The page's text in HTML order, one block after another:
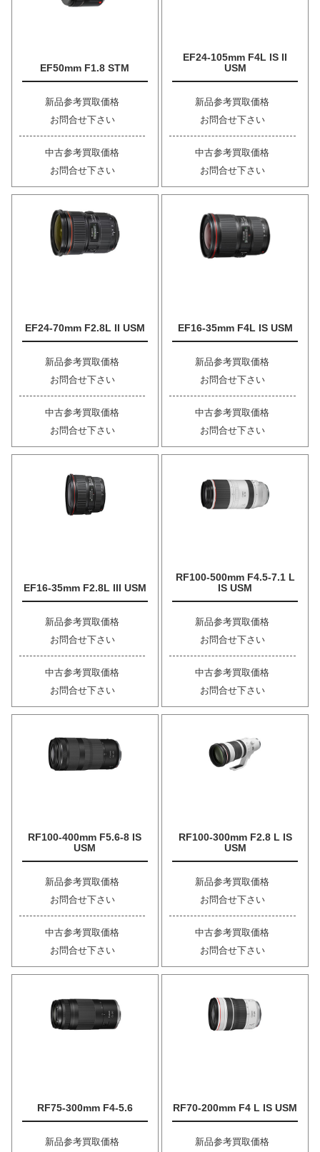
EF50mm F1.8 STM
新品参考買取価格
お問合せ下さい
中古参考買取価格
お問合せ下さい
EF24-105mm F4L IS II
USM
新品参考買取価格
お問合せ下さい
中古参考買取価格
お問合せ下さい
EF24-70mm F2.8L II USM
新品参考買取価格
お問合せ下さい
中古参考買取価格
お問合せ下さい
EF16-35mm F4L IS USM
新品参考買取価格
お問合せ下さい
中古参考買取価格
お問合せ下さい
EF16-35mm F2.8L III USM
新品参考買取価格
お問合せ下さい
中古参考買取価格
お問合せ下さい
RF100-500mm F4.5-7.1 L
IS USM
新品参考買取価格
お問合せ下さい
中古参考買取価格
お問合せ下さい
RF100-400mm F5.6-8 IS
USM
新品参考買取価格
お問合せ下さい
中古参考買取価格
お問合せ下さい
RF100-300mm F2.8 L IS
USM
新品参考買取価格
お問合せ下さい
中古参考買取価格
お問合せ下さい
RF75-300mm F4-5.6
新品参考買取価格
RF70-200mm F4 L IS USM
新品参考買取価格